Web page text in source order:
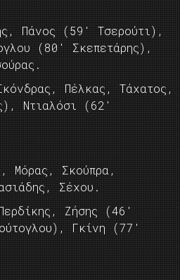
Πάνος (59′ Τσερούτι),
(80′ Σκεπετάρης),
Πέλκας, Τάχατος,
Ντιαλόσι (62′
Μόρας, Σκούπρα,
Σέχου.
Ζήσης (46′
Γκίνη (77′